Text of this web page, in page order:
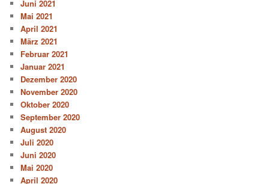
Juni 2021
Mai 2021
April 2021
März 2021
Februar 2021
Januar 2021
Dezember 2020
November 2020
Oktober 2020
September 2020
August 2020
Juli 2020
Juni 2020
Mai 2020
April 2020